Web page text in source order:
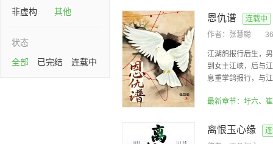
非虚构
其他
状态
全部
已完结 连载中
恩仇谱
连载中
作者： 张慧聪
江湖鸽报行后生，
到女主江峡，后与
息重掌鸽报行，与
离恨玉心缘